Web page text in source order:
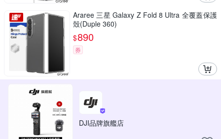
Araree 三星 Galaxy Z Fold 8 Ultra 全覆蓋保護
殼(Duple 360)
$890
券
DJI品牌旗艦店